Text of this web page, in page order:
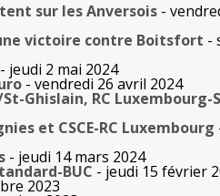
sur les Anversois -
victoire contre Boitsfort -
- jeudi 2 mai 2024
- vendredi 26 avril 2024
Ghislain, RC Luxembourg-
et CSCE-RC Luxembourg
- jeudi 14 mars 2024
BUC - jeudi 15 février
2023